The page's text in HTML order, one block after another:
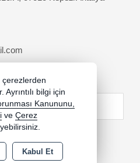
HABERDAR OLUN !
çerezlerden
Ayrıntılı bilgi için
Kanununu,
ve Çerez
Kabul Et